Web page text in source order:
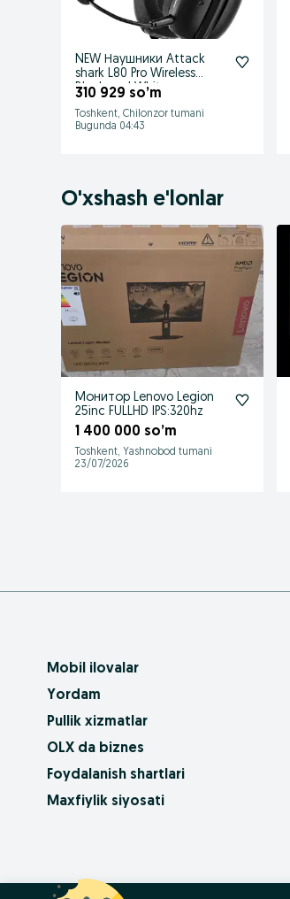
NEW Наушники Attack
shark L80 Pro Wireless
Black and White
310 929 so’m
Toshkent, Chilonzor tumani
Bugunda 04:43
O'xshash e'lonlar
Mонитоp Lenovo Legion
25inc FULLHD IPS:320hz
1 400 000 so’m
Toshkent, Yashnobod tumani
23/07/2026
Mobil ilovalar
Yordam
Pullik xizmatlar
OLX da biznes
Foydalanish shartlari
Maxfiylik siyosati